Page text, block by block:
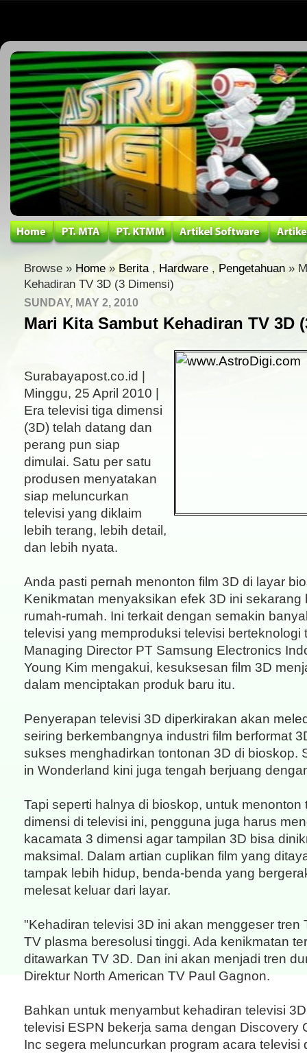
Browse » Home » Berita , Hardware, Pengetahuan »
Kehadiran TV 3D (3 Dimensi)
SUNDAY, MAY 2, 2010
Mari Kita Sambut Kehadiran TV 3D
Surabayapost.co.id |
Minggu, 25 April 2010 |
Era televisi tiga dimensi
(3D) telah datang dan
perang pun siap
dimulai. Satu per satu
produsen menyatakan
siap meluncurkan
televisi yang diklaim
lebih terang, lebih detail,
dan lebih nyata.
Anda pasti pernah menonton film 3D di layar
Kenikmatan menyaksikan efek 3D ini sekarang
rumah-rumah. Ini terkait dengan semakin
televisi yang memproduksi televisi berteknologi
Managing Director PT Samsung Electronics
Young Kim mengakui, kesuksesan film 3D
dalam menciptakan produk baru itu.
Penyerapan televisi 3D diperkirakan akan
seiring berkembangnya industri film berformat
sukses menghadirkan tontonan 3D di bioskop.
in Wonderland kini juga tengah berjuang
Tapi seperti halnya di bioskop, untuk menonton
dimensi di televisi ini, pengguna juga harus
kacamata 3 dimensi agar tampilan 3D bisa
maksimal. Dalam artian cuplikan film yang
tampak lebih hidup, benda-benda yang
melesat keluar dari layar.
"Kehadiran televisi 3D ini akan menggeser tren
TV plasma beresolusi tinggi. Ada kenikmatan
ditawarkan TV 3D. Dan ini akan menjadi tren
Direktur North American TV Paul Gagnon.
Bahkan untuk menyambut kehadiran televisi
televisi ESPN bekerja sama dengan Discovery
Inc segera meluncurkan program acara televisi